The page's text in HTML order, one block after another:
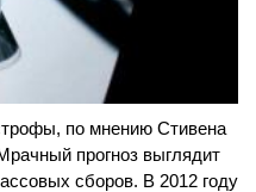
по мнению Стивена
прогноз выглядит
сборов. В 2012 году